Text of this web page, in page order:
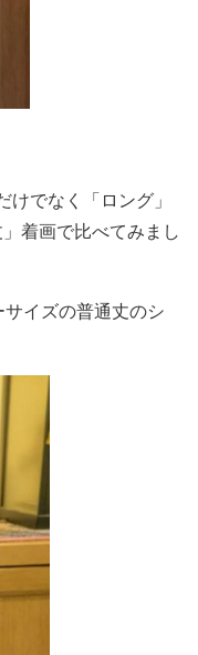
でなく「ロング」
着画で比べてみまし
イズの普通丈のシ